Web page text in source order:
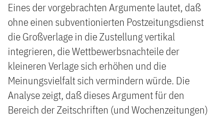
Eines der vorgebrachten Argumente lautet, daß
ohne einen subventionierten Postzeitungsdienst
die Großverlage in die Zustellung vertikal
integrieren, die Wettbewerbsnachteile der
kleineren Verlage sich erhöhen und die
Meinungsvielfalt sich vermindern würde. Die
Analyse zeigt, daß dieses Argument für den
Bereich der Zeitschriften (und Wochenzeitungen)